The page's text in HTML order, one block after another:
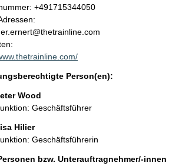
+491715344050
Person(en):
Wood
Geschäftsführer
Hilier
Geschäftsführerin
bzw. Unterauftragnehmer/-innen